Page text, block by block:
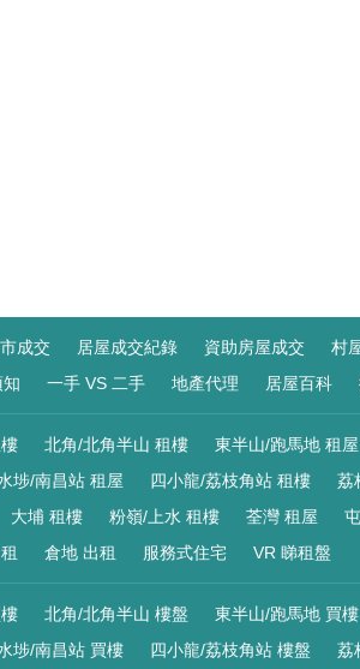
成交 居屋成交紀錄 資助房屋成交 村
一手 VS 二手 地產代理 居屋百科
北角/北角半山 租樓 東半山/跑馬地 租屋
埗/南昌站 租屋 四小龍/荔枝角站 租樓 荔
大埔 租樓 粉嶺/上水 租樓 荃灣 租屋
倉地 出租 服務式住宅 VR 睇租盤
北角/北角半山 樓盤 東半山/跑馬地 買樓
埗/南昌站 買樓 四小龍/荔枝角站 樓盤 荔